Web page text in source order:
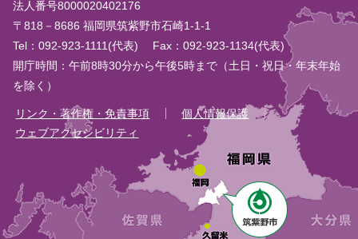
法人番号8000020402176
〒818－8686 福岡県筑紫野市石崎1-1-1
Tel：092-923-1111(代表)
Fax：092-923-1134(代表)
開庁時間：午前8時30分から午後5時まで（土日・祝日・年末年始
を除く）
リンク・著作権・免責事項
個人情報保護
ウェブアクセシビリティ